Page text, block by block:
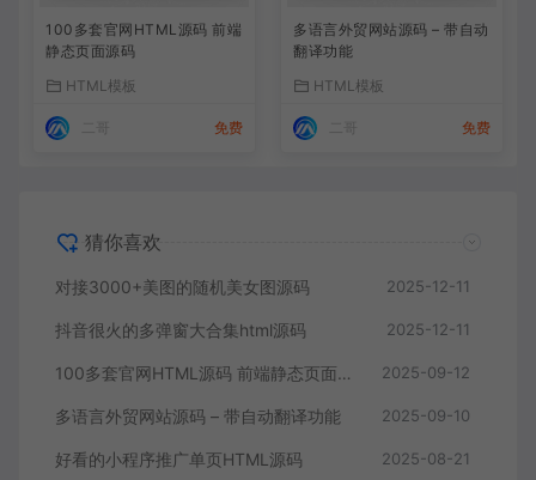
100多套官网HTML源码 前端
静态页面源码
HTML模板
免费
多语言外贸网站源码 – 带自动
翻译功能
HTML模板
免费
猜你喜欢
对接3000+美图的随机美女图源码 2025-12-11
抖音很火的多弹窗大合集html源码 2025-12-11
100多套官网HTML源码 前端静态页面源码 2025-09-12
多语言外贸网站源码 – 带自动翻译功能 2025-09-10
好看的小程序推广单页HTML源码 2025-08-21